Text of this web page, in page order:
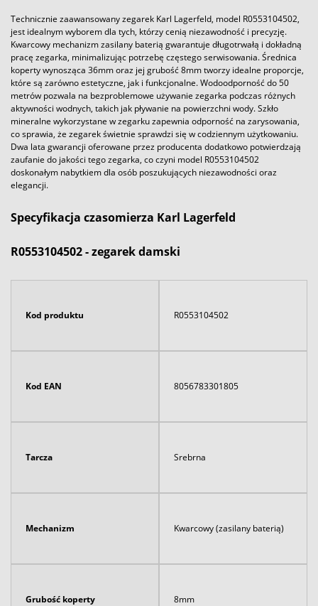
Technicznie zaawansowany zegarek Karl Lagerfeld, model R0553104502,
jest idealnym wyborem dla tych, którzy cenią niezawodność i precyzję.
Kwarcowy mechanizm zasilany baterią gwarantuje długotrwałą i dokładną
pracę zegarka, minimalizując potrzebę częstego serwisowania. Średnica
koperty wynosząca 36mm oraz jej grubość 8mm tworzy idealne proporcje,
które są zarówno estetyczne, jak i funkcjonalne. Wodoodporność do 50
metrów pozwala na bezproblemowe używanie zegarka podczas różnych
aktywności wodnych, takich jak pływanie na powierzchni wody. Szkło
mineralne wykorzystane w zegarku zapewnia odporność na zarysowania,
co sprawia, że zegarek świetnie sprawdzi się w codziennym użytkowaniu.
Dwa lata gwarancji oferowane przez producenta dodatkowo potwierdzają
zaufanie do jakości tego zegarka, co czyni model R0553104502
doskonałym nabytkiem dla osób poszukujących niezawodności oraz
elegancji.
Specyfikacja czasomierza Karl Lagerfeld
R0553104502 - zegarek damski
Kod produktu R0553104502
Kod EAN 8056783301805
Tarcza Srebrna
Mechanizm Kwarcowy (zasilany baterią)
Grubość koperty 8mm